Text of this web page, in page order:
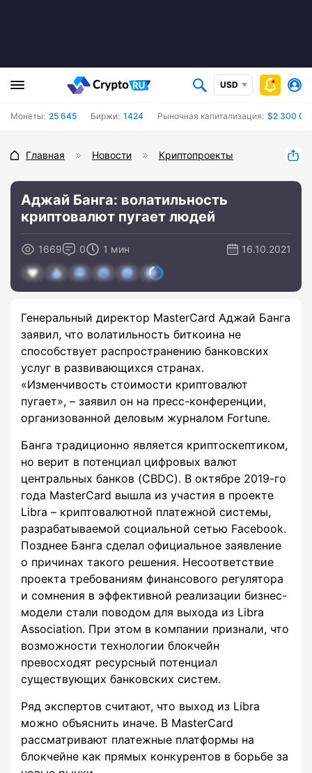
USD
Монеты: 25 645 Биржи: 1424 Рыночная капитализация: $2 300
Главная Новости Криптопроекты
Аджай Банга: волатильность
криптовалют пугает людей
1669 0 1 мин 16.10.2021
Генеральный директор MasterCard Аджай Банга
заявил, что волатильность биткоина не
способствует распространению банковских
услуг в развивающихся странах.
«Изменчивость стоимости криптовалют
пугает», – заявил он на пресс-конференции,
организованной деловым журналом Fortune.
Банга традиционно является криптоскептиком,
но верит в потенциал цифровых валют
центральных банков (CBDC). В октябре 2019-го
года MasterCard вышла из участия в проекте
Libra – криптовалютной платежной системы,
разрабатываемой социальной сетью Facebook.
Позднее Банга сделал официальное заявление
о причинах такого решения. Несоответствие
проекта требованиям финансового регулятора
и сомнения в эффективной реализации бизнес-
модели стали поводом для выхода из Libra
Association. При этом в компании признали, что
возможности технологии блокчейн
превосходят ресурсный потенциал
существующих банковских систем.
Ряд экспертов считают, что выход из Libra
можно объяснить иначе. В MasterCard
рассматривают платежные платформы на
блокчейне как прямых конкурентов в борьбе за